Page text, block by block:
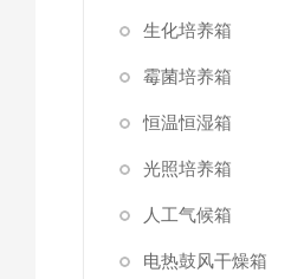
生化培养箱
霉菌培养箱
恒温恒湿箱
光照培养箱
人工气候箱
电热鼓风干燥箱